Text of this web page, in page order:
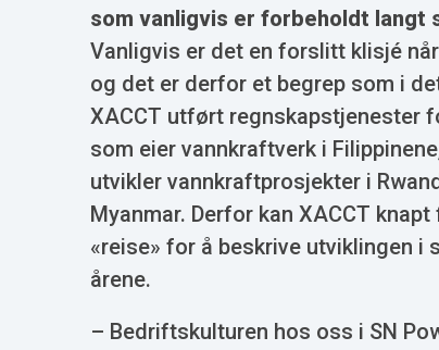
som vanligvis er forbeholdt langt
Vanligvis er det en forslitt klisjé
og det er derfor et begrep som i
XACCT utført regnskapstjenester
som eier vannkraftverk i
utvikler vannkraftprosjekter i
Myanmar. Derfor kan XACCT
«reise» for å beskrive utviklingen i
årene.
– Bedriftskulturen hos oss i SN